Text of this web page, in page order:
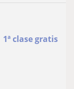
1ª clase gratis